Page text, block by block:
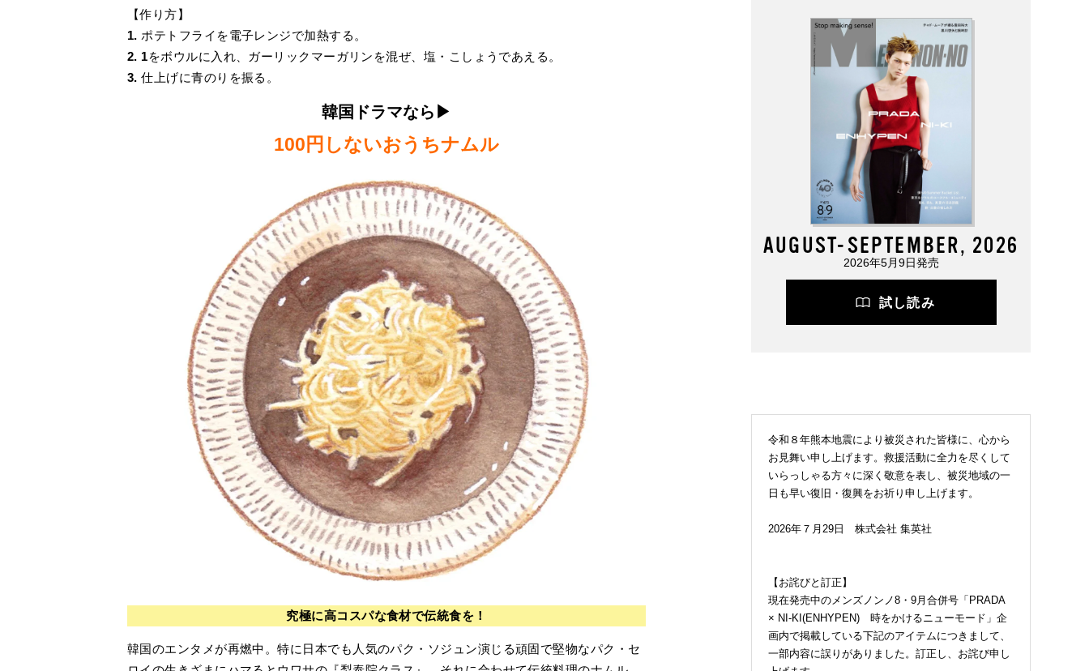
【作り方】
1. ポテトフライを電子レンジで加熱する。
2. 1をボウルに入れ、ガーリックマーガリンを混ぜ、塩・こしょうであえる。
3. 仕上げに青のりを振る。
韓国ドラマなら▶︎
100円しないおうちナムル
究極に高コスパな食材で伝統食を！
韓国のエンタメが再燃中。特に日本でも人気のパク・ソジュン演じる頑固で堅物なパク・セ
AUGUST-SEPTEMBER, 2026
2026年5月9日発売
試し読み
令和８年熊本地震により被災された皆様に、心から
お見舞い申し上げます。救援活動に全力を尽くして
いらっしゃる方々に深く敬意を表し、被災地域の一
日も早い復旧・復興をお祈り申し上げます。
2026年７月29日 株式会社 集英社
【お詫びと訂正】
現在発売中のメンズノンノ8・9月合併号「PRADA
× NI-KI(ENHYPEN) 時をかけるニューモード」企
画内で掲載している下記のアイテムにつきまして、
一部内容に誤りがありました。訂正し、お詫び申し